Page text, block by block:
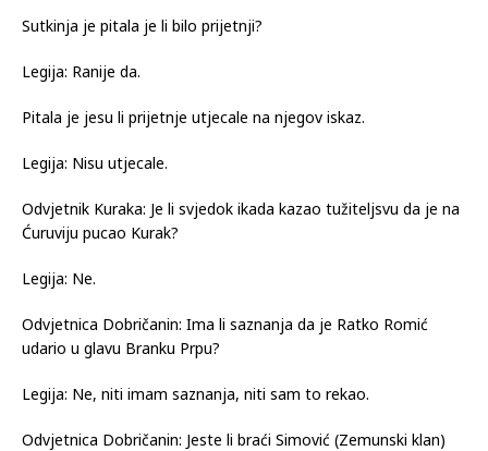
Sutkinja je pitala je li bilo prijetnji?
Legija: Ranije da.
Pitala je jesu li prijetnje utjecale na njegov iskaz.
Legija: Nisu utjecale.
Odvjetnik Kuraka: Je li svjedok ikada kazao tužiteljsvu da je na
Ćuruviju pucao Kurak?
Legija: Ne.
Odvjetnica Dobričanin: Ima li saznanja da je Ratko Romić
udario u glavu Branku Prpu?
Legija: Ne, niti imam saznanja, niti sam to rekao.
Odvjetnica Dobričanin: Jeste li braći Simović (Zemunski klan)